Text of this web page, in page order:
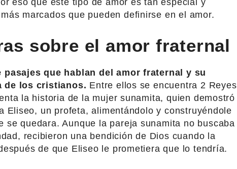
marcados que pueden definirse en el amor.
sobre el amor fraternal
pasajes que hablan del amor fraternal y su
de los cristianos. Entre ellos se encuentra 2 Reyes
la historia de la mujer sunamita, quien demostró
Eliseo, un profeta, alimentándolo y construyéndole
se quedara. Aunque la pareja sunamita no buscaba
recibieron una bendición de Dios cuando la
de que Eliseo le prometiera que lo tendría.